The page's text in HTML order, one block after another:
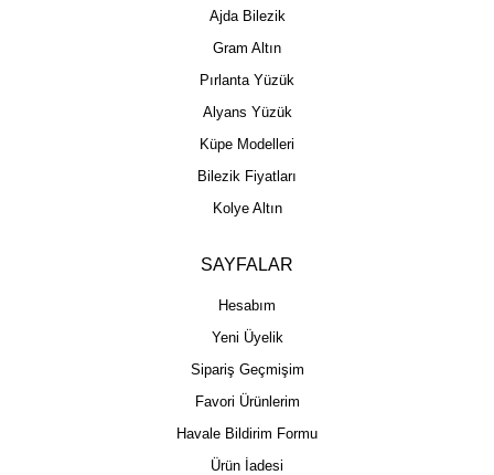
Ajda Bilezik
Gram Altın
Pırlanta Yüzük
Alyans Yüzük
Küpe Modelleri
Bilezik Fiyatları
Kolye Altın
SAYFALAR
Hesabım
Yeni Üyelik
Sipariş Geçmişim
Favori Ürünlerim
Havale Bildirim Formu
Ürün İadesi